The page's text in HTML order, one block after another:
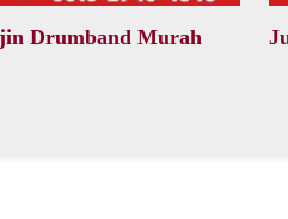
Drumband Murah